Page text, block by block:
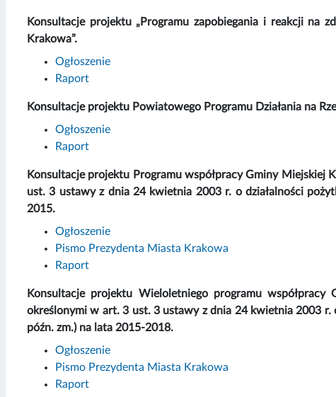
Konsultacje projektu „Programu zapobiegania i reakcji na
Krakowa”.
Ogłoszenie
Raport
Konsultacje projektu Powiatowego Programu Działania na
Ogłoszenie
Raport
Konsultacje projektu Programu współpracy Gminy
ust. 3 ustawy z dnia 24 kwietnia 2003 r. o działalności
2015.
Ogłoszenie
Pismo Prezydenta Miasta Krakowa
Raport
Konsultacje projektu Wieloletniego programu
określonymi w art. 3 ust. 3 ustawy z dnia 24 kwietnia 2003
późn. zm.) na lata 2015-2018.
Ogłoszenie
Pismo Prezydenta Miasta Krakowa
Raport